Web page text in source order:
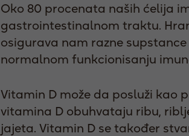
Oko 80 procenata naših ćelija
gastrointestinalnom traktu.
osigurava nam razne
normalnom funkcionisanju
Vitamin D može da posluži kao
vitamina D obuhvataju ribu,
jajeta. Vitamin D se također